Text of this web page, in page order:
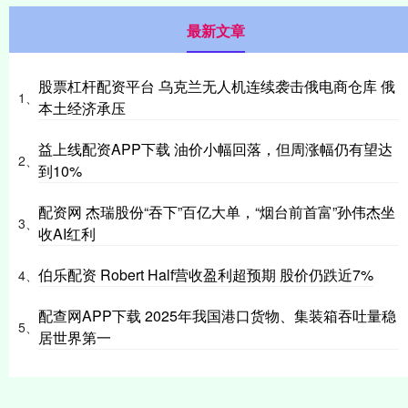
最新文章
1、
股票杠杆配资平台 乌克兰无人机连续袭击俄电商仓库 俄
本土经济承压
2、
益上线配资APP下载 油价小幅回落，但周涨幅仍有望达
到10%
3、
配资网 杰瑞股份“吞下”百亿大单，“烟台前首富”孙伟杰坐
收AI红利
4、 伯乐配资 Robert Half营收盈利超预期 股价仍跌近7%
5、
配查网APP下载 2025年我国港口货物、集装箱吞吐量稳
居世界第一